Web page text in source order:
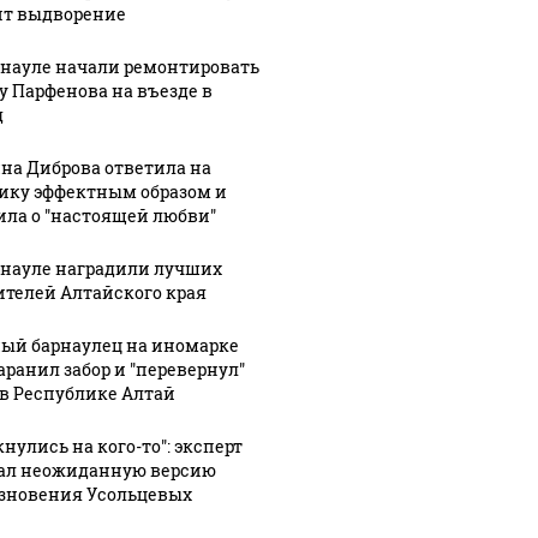
07 августа, 19:53
автобусы
начали
Чемальском
районе
Республики
выдворение
начали ремонтировать
Парфенова на въезде в
Диброва ответила на
эффектным образом и
о "настоящей любви"
наградили лучших
Алтайского края
барнаулец на иномарке
забор и "перевернул"
Республике Алтай
на кого-то": эксперт
неожиданную версию
Усольцевых